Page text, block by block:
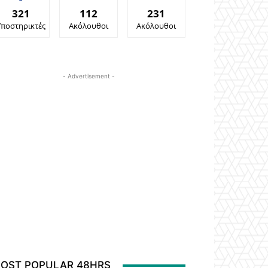
321 112
Ακόλουθοι
231
Ακόλουθοι
- Advertisement -
POPULAR 48HRS